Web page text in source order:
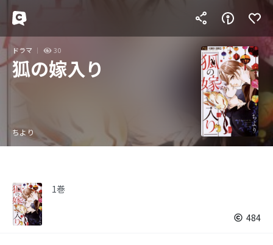
ドラマ 30
狐の嫁入り
ちより
1巻
484